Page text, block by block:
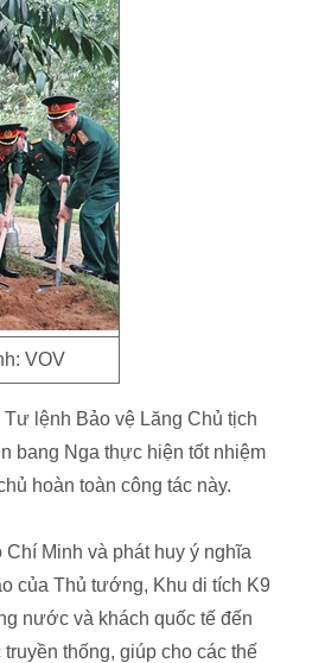
VOV
lệnh Bảo vệ Lăng Chủ tịch
bang Nga thực hiện tốt nhiệm
hoàn toàn công tác này.
Minh và phát huy ý nghĩa
của Thủ tướng, Khu di tích K9
nước và khách quốc tế đến
thống, giúp cho các thế